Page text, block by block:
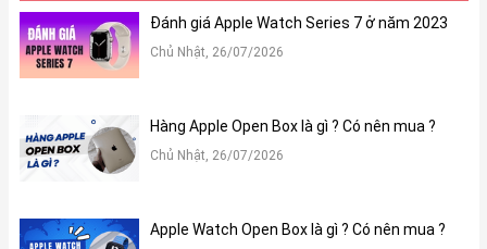
Đánh giá Apple Watch Series 7 ở năm 2023
Chủ Nhật, 26/07/2026
Hàng Apple Open Box là gì ? Có nên mua ?
Chủ Nhật, 26/07/2026
Apple Watch Open Box là gì ? Có nên mua ?